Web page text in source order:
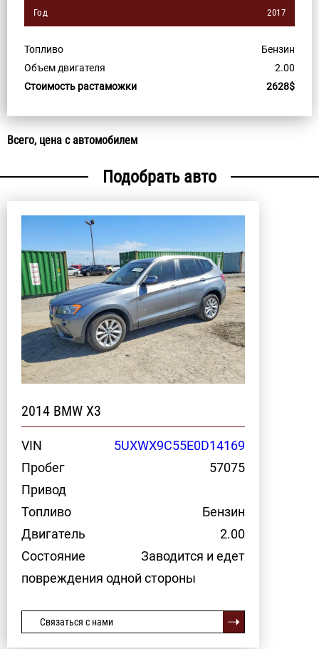
Год 2017
Топливо
Бензин
Объем двигателя
2.00
Стоимость растаможки
2628$
Всего, цена с автомобилем
Подобрать авто
2014 BMW X3
VIN
5UXWX9C55E0D14169
Пробег
57075
Привод
Топливо
Бензин
Двигатель
2.00
Состояние
Заводится и едет
повреждения одной стороны
Связаться с нами